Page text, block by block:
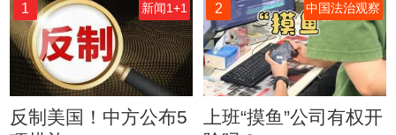
1 新闻1+1
反制美国！中方公布5
2 中国法治观察
上班“摸鱼”公司有权开